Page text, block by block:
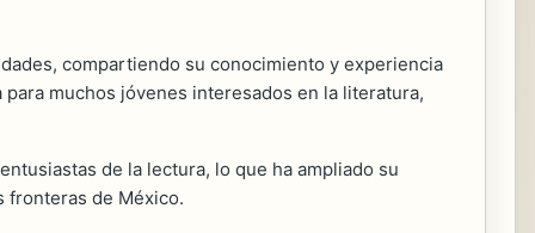
compartiendo su conocimiento y experiencia
muchos jóvenes interesados en la literatura,
de la lectura, lo que ha ampliado su
fronteras de México.